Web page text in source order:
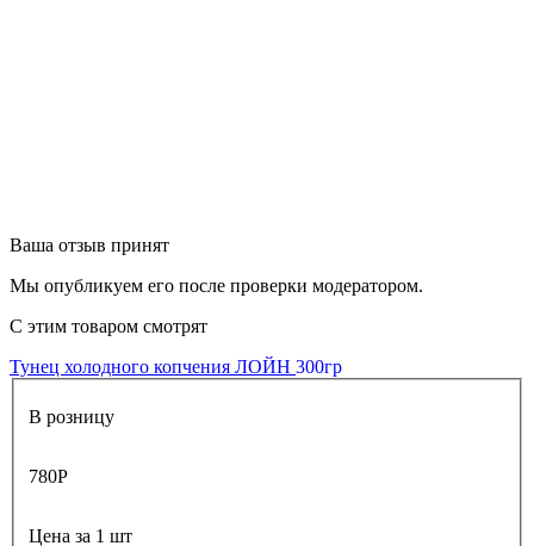
Ваша отзыв принят
Мы опубликуем его после проверки модератором.
С этим товаром смотрят
Тунец холодного копчения ЛОЙН 300гр
В розницу
780Р
Цена за 1 шт